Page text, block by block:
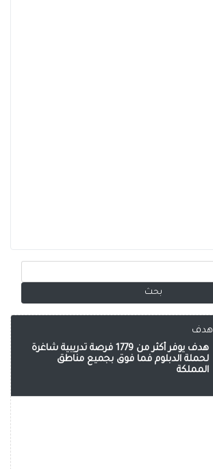
هدف
هدف يوفر أكثر من 1779 فرصة تدريبية شاغرة
لحملة الدبلوم فما فوق بجميع مناطق
المملكة